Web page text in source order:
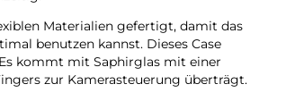
Materialien gefertigt, damit das
benutzen kannst. Dieses Case
kommt mit Saphirglas mit einer
zur Kamerasteuerung überträgt.